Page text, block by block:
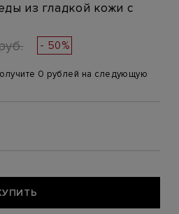
из гладкой кожи с
- 50%
0 рублей на следующую